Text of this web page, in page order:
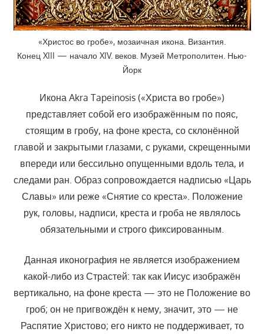
«Христос во гробе», мозаичная икона. Византия.
Конец XIII — начало XIV. веков. Музей Метрополитен. Нью-
Йорк
Икона Akra Tapeinosis («Христа во гробе»)
представляет собой его изображённым по пояс,
стоящим в гробу, на фоне креста, со склонённой
главой и закрытыми глазами, с руками, скрещенными
впереди или бессильно опущенными вдоль тела, и
следами ран. Образ сопровождается надписью «Царь
Славы» или реже «Снятие со креста». Положение
рук, головы, надписи, креста и гроба не являлось
обязательными и строго фиксированным.
Данная иконография не является изображением
какой-либо из Страстей: так как Иисус изображён
вертикально, на фоне креста — это не Положение во
гроб; он не пригвождён к нему, значит, это — не
Распятие Христово; его никто не поддерживает, то